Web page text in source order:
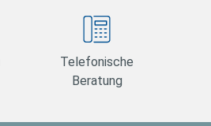
Telefonische
Beratung